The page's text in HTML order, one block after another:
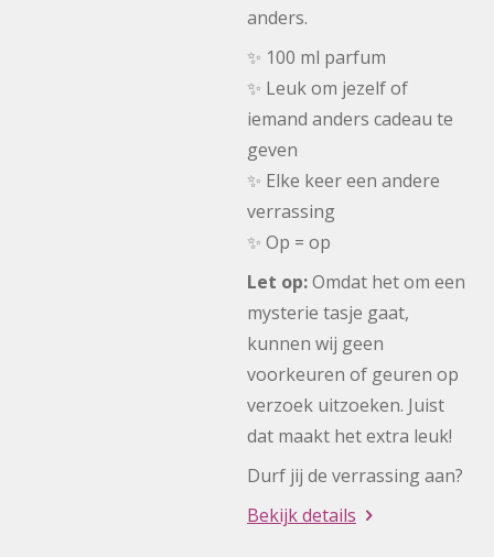
anders.
✨ 100 ml parfum
✨ Leuk om jezelf of
iemand anders cadeau te
geven
✨ Elke keer een andere
verrassing
✨ Op = op
Let op:Omdat het om een
mysterie tasje gaat,
kunnen wij geen
voorkeuren of geuren op
verzoek uitzoeken. Juist
dat maakt het extra leuk!
Durf jij de verrassing aan?
Bekijk details